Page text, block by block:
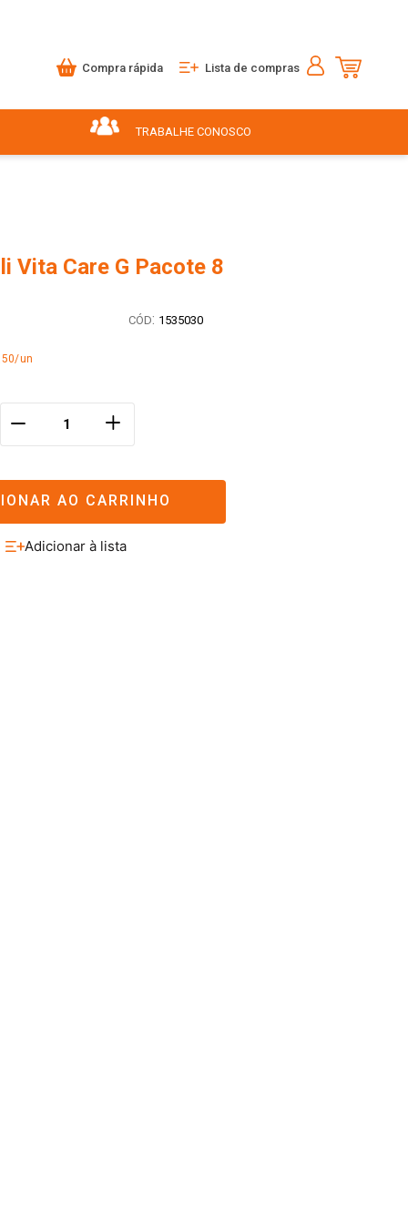
Compra rápida Lista de compras
TRABALHE CONOSCO
Vita Care G Pacote 8
: 1535030
un
＋
AO CARRINHO